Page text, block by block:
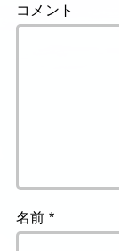
コメント
名前*